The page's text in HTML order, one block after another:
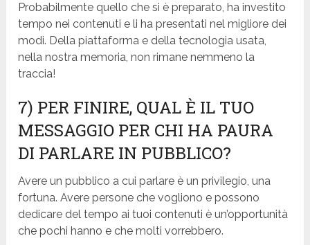
Probabilmente quello che si è preparato, ha investito
tempo nei contenuti e li ha presentati nel migliore dei
modi. Della piattaforma e della tecnologia usata,
nella nostra memoria, non rimane nemmeno la
traccia!
7) PER FINIRE, QUAL È IL TUO
MESSAGGIO PER CHI HA PAURA
DI PARLARE IN PUBBLICO?
Avere un pubblico a cui parlare è un privilegio, una
fortuna. Avere persone che vogliono e possono
dedicare del tempo ai tuoi contenuti è un’opportunità
che pochi hanno e che molti vorrebbero.